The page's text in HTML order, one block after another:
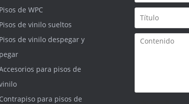
Pisos de WPC
Pisos de vinilo sueltos
Pisos de vinilo despegar y
pegar
para pisos de
Contrapiso para pisos de